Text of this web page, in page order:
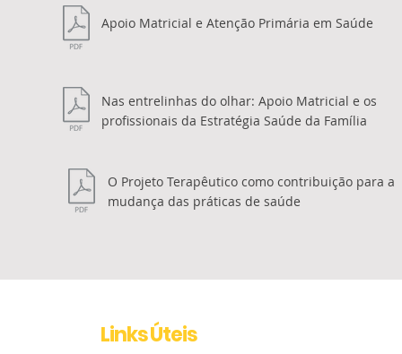
Apoio Matricial e Atenção Primária em Saúde
Nas entrelinhas do olhar: Apoio Matricial e os
profissionais da Estratégia Saúde da Família
O Projeto Terapêutico como contribuição para a
mudança das práticas de saúde
Links Úteis